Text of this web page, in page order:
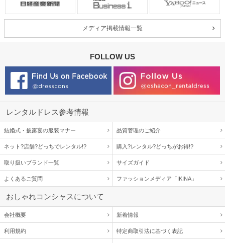
メディア掲載情報一覧
FOLLOW US
レンタルドレス参考情報
結婚式・披露宴の服装マナー 品質管理のご紹介
ネット?店舗?どっちでレンタル!? 購入?レンタル?どっちがお得!?
取り扱いブランド一覧 サイズガイド
よくあるご質問 ファッションメディア「IKINA」
おしゃれコンシャスについて
会社概要 新着情報
利用規約 特定商取引法に基づく表記